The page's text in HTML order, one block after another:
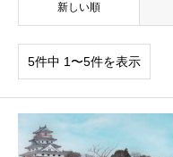
新しい順
5件中 1〜5件を表示